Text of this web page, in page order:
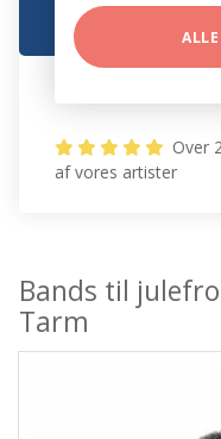
Over
af vores artister
Bands til
Tarm